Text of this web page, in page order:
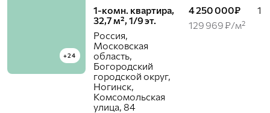
+24
1-комн. квартира,
32,7 м², 1/9 эт.
Россия,
Московская
область,
Богородский
городской округ,
Ногинск,
Комсомольская
улица, 84
4 250 000₽
129 969 ₽/м²
1 /